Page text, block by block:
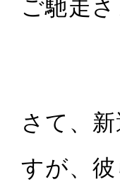
さて、
すが、